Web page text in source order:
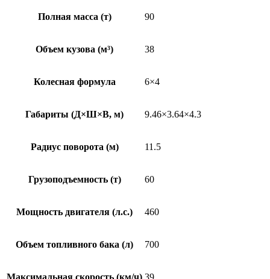
Полная масса (т) 90
Объем кузова (м³) 38
Колесная формула 6×4
Габариты (Д×Ш×В, м) 9.46×3.64×4.3
Радиус поворота (м) 11.5
Грузоподъемность (т) 60
Мощность двигателя (л.с.) 460
Объем топливного бака (л) 700
Максимальная скорость (км/ч) 39